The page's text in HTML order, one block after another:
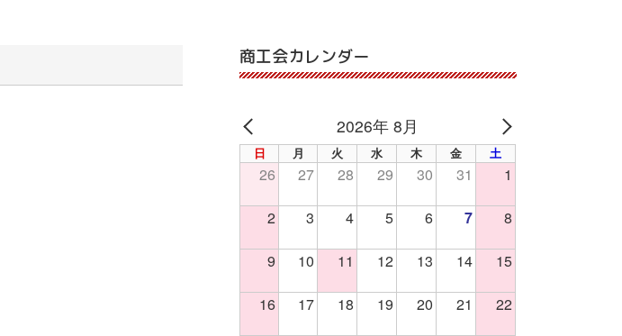
商工会カレンダー
PREV
2026年 8月
NEXT
日 月 火 水 木 金 土
26 27 28 29 30 31 1
2 3 4 5 6 7 8
9 10 11 12 13 14 15
16 17 18 19 20 21 22